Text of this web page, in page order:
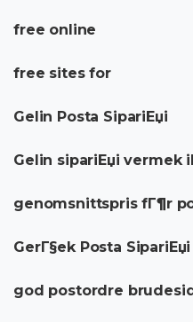
free online
free sites for
Gelin Posta SipariЕџi
Gelin sipariЕџi vermek
genomsnittspris fГ¶r
GerГ§ek Posta
god postordre